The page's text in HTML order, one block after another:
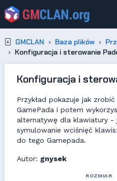
GMCLAN Baza plików
Konfiguracja i sterowanie
Konfiguracja i
Przykład pokazuje jak
GamePada i potem
alternatywę dla klawiatury
symulowanie wciśnięć
do tego Gamepada.
Autor: gnysek
ROZMIAR